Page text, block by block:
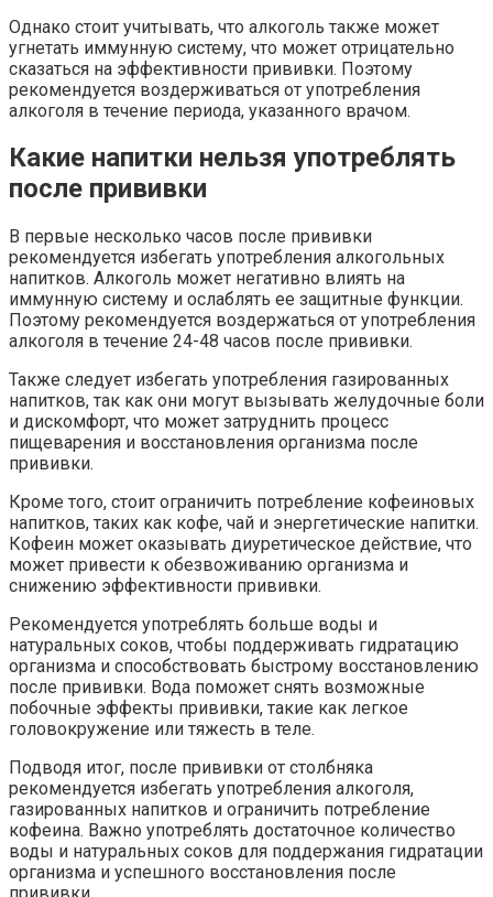
Однако стоит учитывать, что алкоголь также может
угнетать иммунную систему, что может отрицательно
сказаться на эффективности прививки. Поэтому
рекомендуется воздерживаться от употребления
алкоголя в течение периода, указанного врачом.
Какие напитки нельзя употреблять
после прививки
В первые несколько часов после прививки
рекомендуется избегать употребления алкогольных
напитков. Алкоголь может негативно влиять на
иммунную систему и ослаблять ее защитные функции.
Поэтому рекомендуется воздержаться от употребления
алкоголя в течение 24-48 часов после прививки.
Также следует избегать употребления газированных
напитков, так как они могут вызывать желудочные боли
и дискомфорт, что может затруднить процесс
пищеварения и восстановления организма после
прививки.
Кроме того, стоит ограничить потребление кофеиновых
напитков, таких как кофе, чай и энергетические напитки.
Кофеин может оказывать диуретическое действие, что
может привести к обезвоживанию организма и
снижению эффективности прививки.
Рекомендуется употреблять больше воды и
натуральных соков, чтобы поддерживать гидратацию
организма и способствовать быстрому восстановлению
после прививки. Вода поможет снять возможные
побочные эффекты прививки, такие как легкое
головокружение или тяжесть в теле.
Подводя итог, после прививки от столбняка
рекомендуется избегать употребления алкоголя,
газированных напитков и ограничить потребление
кофеина. Важно употреблять достаточное количество
воды и натуральных соков для поддержания гидратации
организма и успешного восстановления после